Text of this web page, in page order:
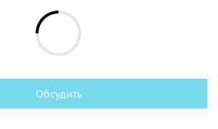
Обсудить